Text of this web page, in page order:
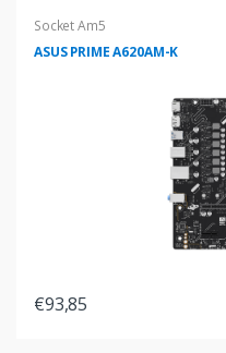
Socket Am5
ASUS PRIME A620AM-K
€93,85